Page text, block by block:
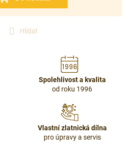
Hlídat
Spolehlivost a kvalita
od roku 1996
Vlastní zlatnická dílna
pro úpravy a servis